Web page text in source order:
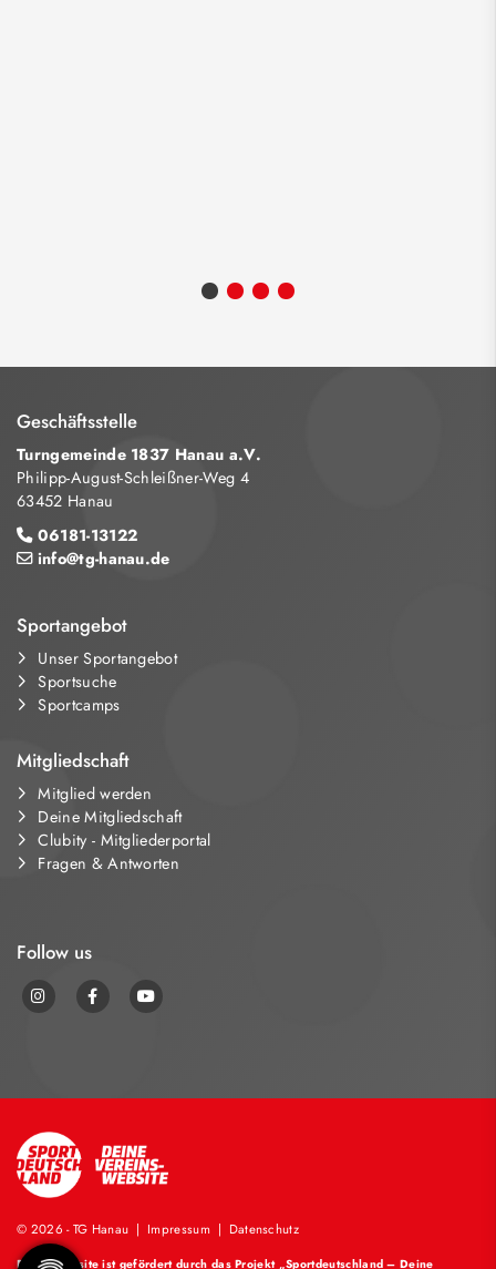
Geschäftsstelle
Turngemeinde 1837 Hanau a.V.
Philipp-August-Schleißner-Weg 4
63452 Hanau
06181-13122
info@tg-hanau.de
Sportangebot
Unser Sportangebot
Sportsuche
Sportcamps
Mitgliedschaft
Mitglied werden
Deine Mitgliedschaft
Clubity - Mitgliederportal
Fragen & Antworten
Follow us
© 2026 - TG Hanau | Impressum| Datenschutz
Diese Website ist gefördert durch das Projekt „Sportdeutschland – Deine